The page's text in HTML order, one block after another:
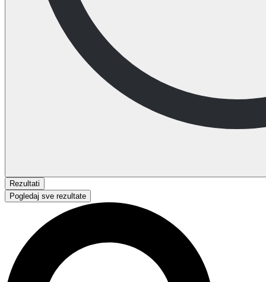
Rezultati
Pogledaj sve rezultate